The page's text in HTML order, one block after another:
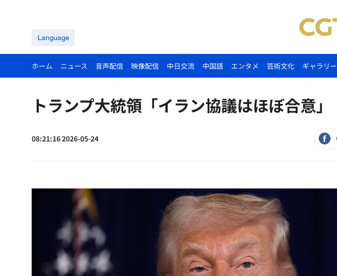
Language
ホーム ニュース 音声配信 映像配信 中日交流 中国語 エンタメ 芸術文化 ギャラリー
トランプ大統領「イラン協議はほぼ合意」
08:21:16 2026-05-24